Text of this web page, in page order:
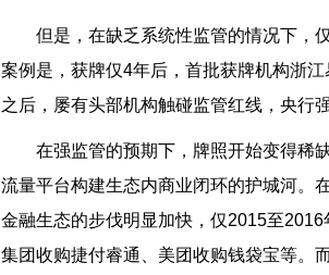
但是，在缺乏系统性监管的情况下，
案例是，获牌仅4年后，首批获牌机构浙
之后，屡有头部机构触碰监管红线，央行
在强监管的预期下，牌照开始变得稀
流量平台构建生态内商业闭环的护城河。
金融生态的步伐明显加快，仅2015至
集团收购捷付睿通、美团收购钱袋宝等。